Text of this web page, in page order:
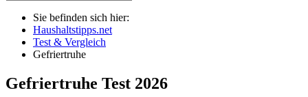
Sie befinden sich hier:
Haushaltstipps.net
Test & Vergleich
Gefriertruhe
Gefriertruhe Test 2026